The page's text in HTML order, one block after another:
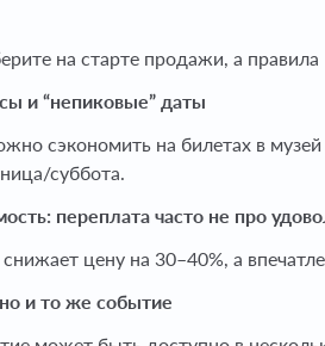
на старте продажи, а
и “непиковые” даты
сэкономить на билетах в
суббота.
переплата часто не про
цену на 30–40%, а
и то же событие